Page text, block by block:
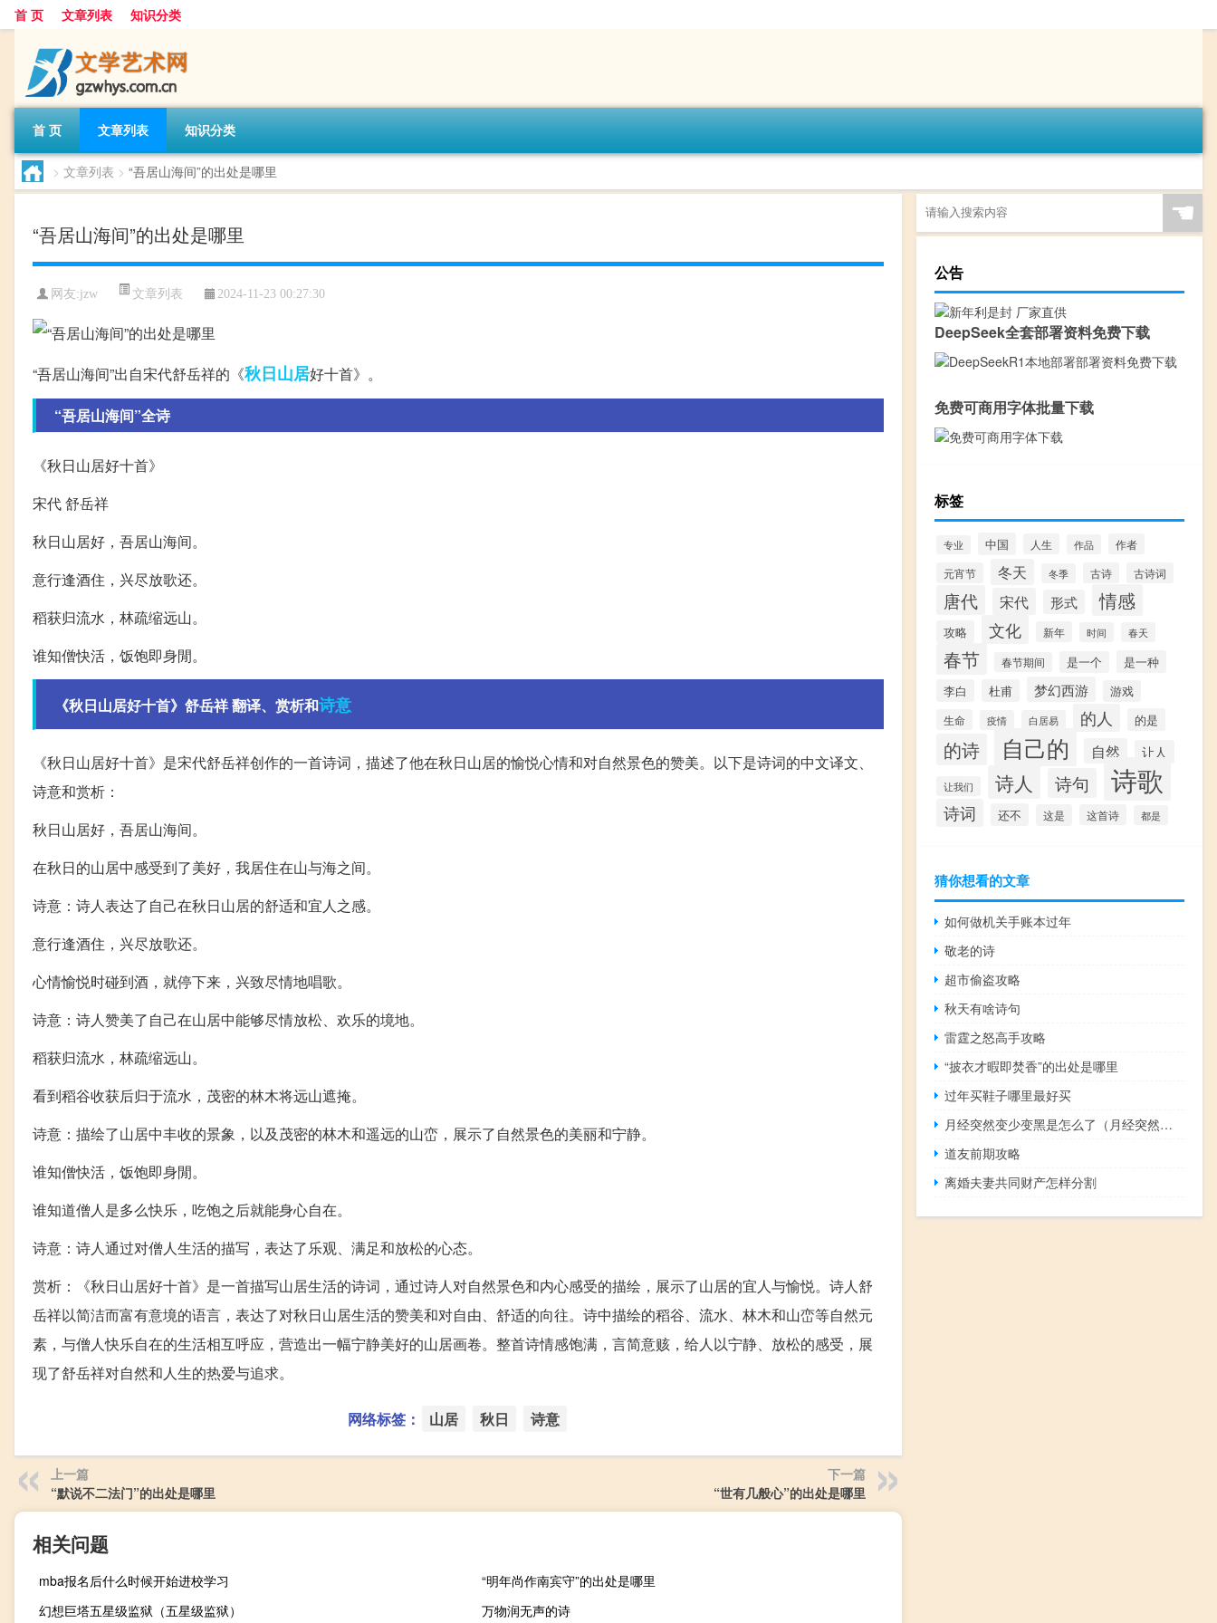
首 页 文章列表 知识分类
首 页 文章列表 知识分类
> 文章列表 > “吾居山海间”的出处是哪里
“吾居山海间”的出处是哪里
网友:jzw 文章列表 2024-11-23 00:27:30
“吾居山海间”出自宋代舒岳祥的《秋日山居好十首》。
“吾居山海间”全诗
《秋日山居好十首》
宋代 舒岳祥
秋日山居好，吾居山海间。
意行逢酒住，兴尽放歌还。
稻获归流水，林疏缩远山。
谁知僧快活，饭饱即身閒。
《秋日山居好十首》舒岳祥 翻译、赏析和诗意
《秋日山居好十首》是宋代舒岳祥创作的一首诗词，描述了他在秋日山居的愉悦心情和对自然景色的赞美。以下是诗词的中文译文、
诗意和赏析：
秋日山居好，吾居山海间。
在秋日的山居中感受到了美好，我居住在山与海之间。
诗意：诗人表达了自己在秋日山居的舒适和宜人之感。
意行逢酒住，兴尽放歌还。
心情愉悦时碰到酒，就停下来，兴致尽情地唱歌。
诗意：诗人赞美了自己在山居中能够尽情放松、欢乐的境地。
稻获归流水，林疏缩远山。
看到稻谷收获后归于流水，茂密的林木将远山遮掩。
诗意：描绘了山居中丰收的景象，以及茂密的林木和遥远的山峦，展示了自然景色的美丽和宁静。
谁知僧快活，饭饱即身閒。
谁知道僧人是多么快乐，吃饱之后就能身心自在。
诗意：诗人通过对僧人生活的描写，表达了乐观、满足和放松的心态。
赏析：《秋日山居好十首》是一首描写山居生活的诗词，通过诗人对自然景色和内心感受的描绘，展示了山居的宜人与愉悦。诗人舒
岳祥以简洁而富有意境的语言，表达了对秋日山居生活的赞美和对自由、舒适的向往。诗中描绘的稻谷、流水、林木和山峦等自然元
素，与僧人快乐自在的生活相互呼应，营造出一幅宁静美好的山居画卷。整首诗情感饱满，言简意赅，给人以宁静、放松的感受，展
现了舒岳祥对自然和人生的热爱与追求。
网络标签： 山居 秋日 诗意
上一篇
“默说不二法门”的出处是哪里
下一篇
“世有几般心”的出处是哪里
相关问题
mba报名后什么时候开始进校学习
“明年尚作南宾守”的出处是哪里
幻想巨塔五星级监狱（五星级监狱）
万物润无声的诗
☚
公告
DeepSeek全套部署资料免费下载
免费可商用字体批量下载
标签
专业 中国 人生 作品
作者
元宵节
冬天 冬季 古诗 古诗词
唐代 宋代 形式 情感
攻略 文化 新年 时间 春天
春节 春节期间 是一个
是一种
李白
杜甫 梦幻西游 游戏
生命 疫情 白居易 的人 的是
的诗 自己的 自然 让人
让我们 诗人 诗句 诗歌
诗词 还不 这是 这首诗 都是
猜你想看的文章
如何做机关手账本过年
敬老的诗
超市偷盗攻略
秋天有啥诗句
雷霆之怒高手攻略
“披衣才暇即焚香”的出处是哪里
过年买鞋子哪里最好买
月经突然变少变黑是怎么了（月经突然变少变黑是怎么了）
道友前期攻略
离婚夫妻共同财产怎样分割